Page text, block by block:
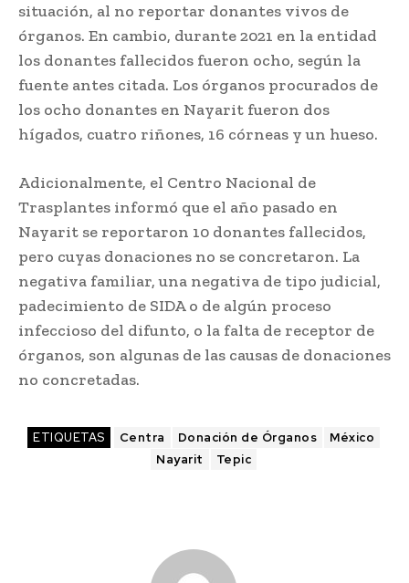
situación, al no reportar donantes vivos de
órganos. En cambio, durante 2021 en la entidad
los donantes fallecidos fueron ocho, según la
fuente antes citada. Los órganos procurados de
los ocho donantes en Nayarit fueron dos
hígados, cuatro riñones, 16 córneas y un hueso.
Adicionalmente, el Centro Nacional de
Trasplantes informó que el año pasado en
Nayarit se reportaron 10 donantes fallecidos,
pero cuyas donaciones no se concretaron. La
negativa familiar, una negativa de tipo judicial,
padecimiento de SIDA o de algún proceso
infeccioso del difunto, o la falta de receptor de
órganos, son algunas de las causas de donaciones
no concretadas.
ETIQUETAS Centra Donación de Órganos
México
Nayarit
Tepic